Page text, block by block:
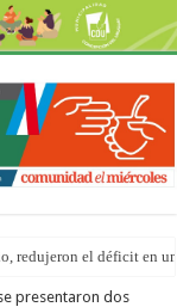
redujeron el déficit en
torácica en el
presentaron dos